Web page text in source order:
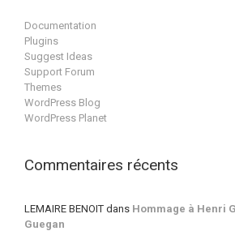
Documentation
Plugins
Suggest Ideas
Support Forum
Themes
WordPress Blog
WordPress Planet
Commentaires récents
LEMAIRE BENOIT dans Hommage à Henri
Guegan